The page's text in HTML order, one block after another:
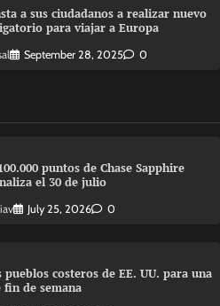
a sus ciudadanos a realizar nuevo
para viajar a Europa
September 28, 2025 0
puntos de Chase Sapphire
el 30 de julio
July 25, 2026 0
pueblos costeros de EE. UU. para una
fin de semana